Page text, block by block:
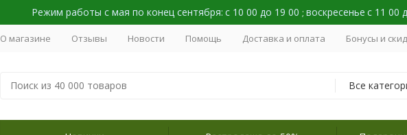
Режим работы с мая по конец сентября: с 10 00 до 19 00 ; воскресенье с 11 00
О магазине Отзывы Новости Помощь Доставка и оплата Бонусы и
Все